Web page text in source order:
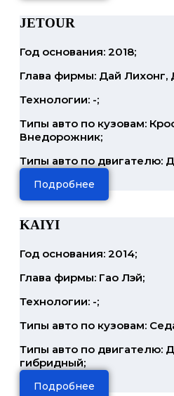
JETOUR
Год основания: 2018;
Глава фирмы: Дай Лихонг,
Технологии: -;
Типы авто по кузовам:
Внедорожник;
Типы авто по двигателю:
Подробнее
KAIYI
Год основания: 2014;
Глава фирмы: Гао Лэй;
Технологии: -;
Типы авто по кузовам:
Типы авто по двигателю:
гибридный;
Подробнее